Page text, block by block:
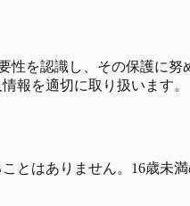
を認識し、その保護に
報を適切に取り扱います。
とはありません。16歳未